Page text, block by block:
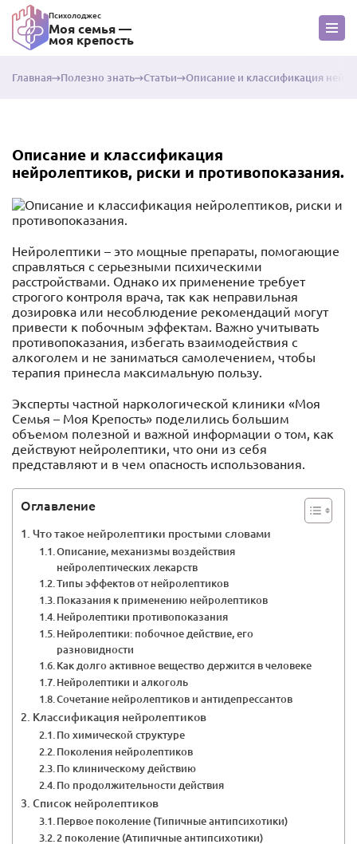
Психолоджес
Моя семья —
моя крепость
Главная Полезно знать Статьи Описание и классификация
Описание и классификация
нейролептиков, риски и противопоказания.
Нейролептики – это мощные препараты, помогающие
справляться с серьезными психическими
расстройствами. Однако их применение требует
строгого контроля врача, так как неправильная
дозировка или несоблюдение рекомендаций могут
привести к побочным эффектам. Важно учитывать
противопоказания, избегать взаимодействия с
алкоголем и не заниматься самолечением, чтобы
терапия принесла максимальную пользу.
Эксперты частной наркологической клиники «Моя
Семья – Моя Крепость» поделились большим
объемом полезной и важной информации о том, как
действуют нейролептики, что они из себя
представляют и в чем опасность использования.
Оглавление
Что такое нейролептики простыми словами
Описание, механизмы воздействия
нейролептических лекарств
Типы эффектов от нейролептиков
Показания к применению нейролептиков
Нейролептики противопоказания
Нейролептики: побочное действие, его
разновидности
Как долго активное вещество держится в человеке
Нейролептики и алкоголь
Сочетание нейролептиков и антидепрессантов
Классификация нейролептиков
По химической структуре
Поколения нейролептиков
По клиническому действию
По продолжительности действия
Список нейролептиков
Первое поколение (Типичные антипсихотики)
2 поколение (Атипичные антипсихотики)